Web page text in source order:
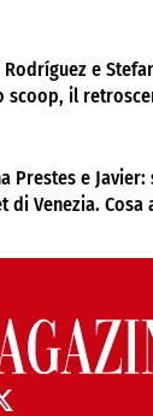
Rodríguez e
scoop, il
Prestes e
di Venezia. Cosa